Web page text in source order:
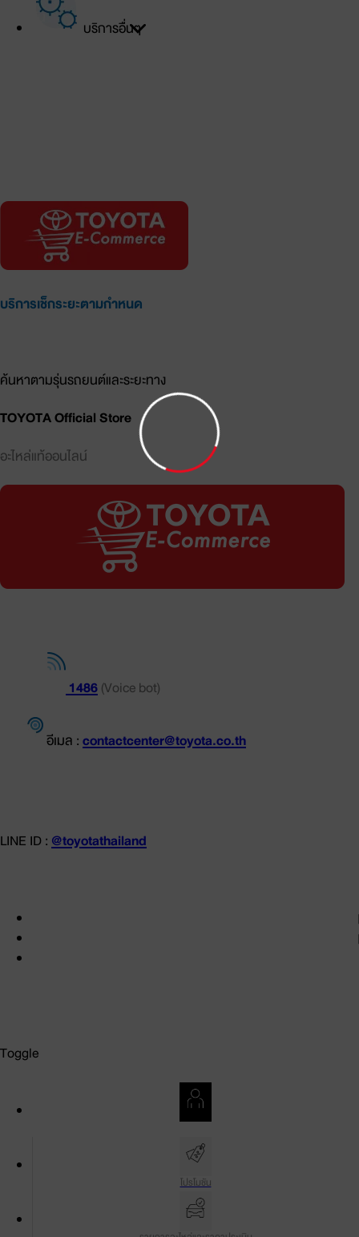
บริการอื่นๆ
โปรโมชัน
บริการเช็กระยะตามกำหนด
ค้นหาตามรุ่นรถยนต์และระยะทาง
TOYOTA Official Store
อะไหล่แท้ออนไลน์
1486(Voice bot)
อีเมล :contactcenter@toyota.co.th
LINE ID :@toyotathailand
Toggle
โปรโมชัน